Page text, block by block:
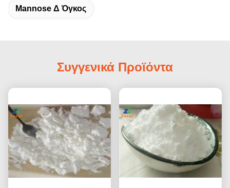
Mannose Δ Όγκος
Συγγενικά Προϊόντα